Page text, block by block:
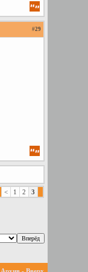
#29
< 1 2 3